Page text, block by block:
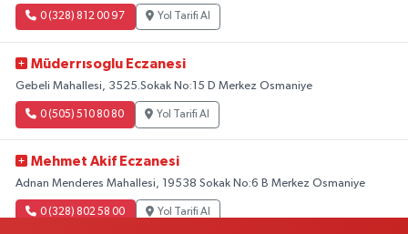
0 (328) 812 00 97 Yol Tarifi Al
Müderrısoglu Eczanesi
Gebeli Mahallesi, 3525.Sokak No:15 D Merkez Osmaniye
0 (505) 510 80 80 Yol Tarifi Al
Mehmet Akif Eczanesi
Adnan Menderes Mahallesi, 19538 Sokak No:6 B Merkez Osmaniye
0 (328) 802 58 00 Yol Tarifi Al